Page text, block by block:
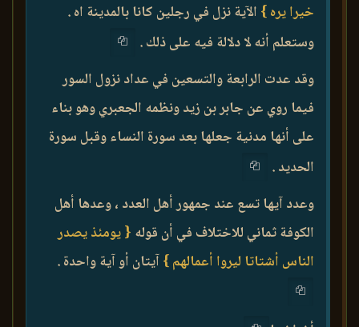
خيرا يره } الآية نزل في رجلين كانا بالمدينة اه .
وستعلم أنه لا دلالة فيه على ذلك .
وقد عدت الرابعة والتسعين في عداد نزول السور
فيما روي عن جابر بن زيد ونظمه الجعبري وهو بناء
على أنها مدنية جعلها بعد سورة النساء وقبل سورة
الحديد .
وعدد آيها تسع عند جمهور أهل العدد ، وعدها أهل
الكوفة ثماني للاختلاف في أن قوله { يومئذ يصدر
الناس أشتاتا ليروا أعمالهم }آيتان أو آية واحدة .